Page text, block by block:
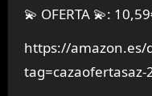
💫 OFERTA 💫:
https://amazon.es/
tag=cazaofertasaz-